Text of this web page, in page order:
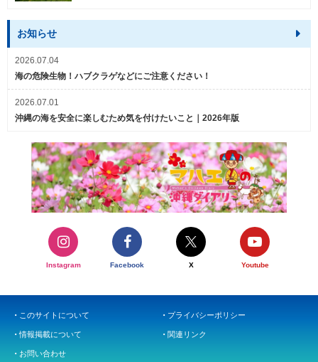
お知らせ
2026.07.04
海の危険生物！ハブクラゲなどにご注意ください！
2026.07.01
沖縄の海を安全に楽しむため気を付けたいこと｜2026年版
Instagram Facebook X Youtube
このサイトについて プライバシーポリシー
情報掲載について 関連リンク
お問い合わせ